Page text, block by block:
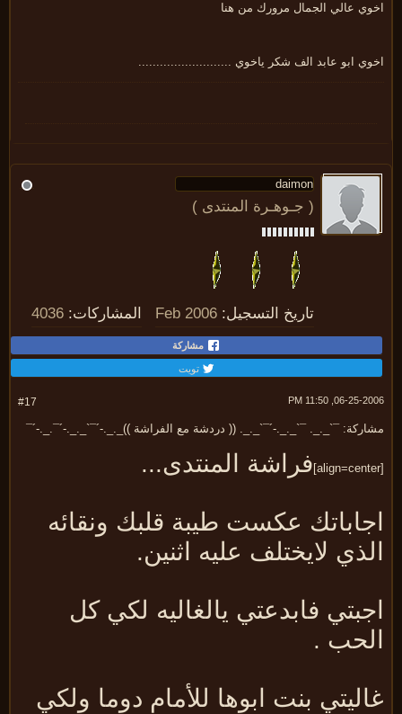
عالي الجمال مرورك من هنا
ابو عابد الف شكر ياخوي ..........................
( جـوهـرة المنتدى )
تاريخ التسجيل: Feb 2006 المشاركات: 4036
مشاركة
تويت
06-25-2006,
¯`_._. ¯`_._.-´¯`_._. (( دردشة مع الفراشة ))_._.-´¯`_._.-´¯._.-´¯
فراشة المنتدى...
عكست طيبة قلبك ونقائه
لايختلف عليه اثنين.
فابدعتي يالغاليه لكي كل
.
بنت ابوها للأمام دوما ولكي